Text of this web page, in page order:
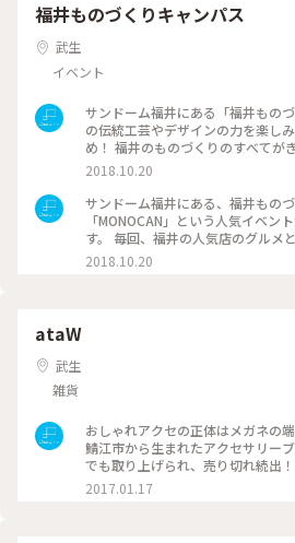
福井ものづくりキャンパス
武生
イベント
サンドーム福井にある「福井もの
の伝統工芸やデザインの力を楽し
め！ 福井のものづくりのすべてが
館内では定期的にイベントが行わ
ーやUVプリンターでものづくりを
ば、写真みたいな美しい折り鶴もできち
ン #MONOCAN #サンドーム福
越前和紙 #越前漆器 #越前焼 #
2018.10.20
サンドーム福井にある、福井もの
「MONOCAN」という人気イベン
す。 毎回、福井の人気店のグルメと伝統工芸のコラボなどが楽
しめます。 帰りはサンドームにあるものカフェパールエスポワ
ールでお茶するのもおすすめ #ものキャン #MONOCAN #サン
2018.10.20
ataW
武生
雑貨
おしゃれアクセの正体はメガネの
鯖江市から生まれたアクセサリー
でも取り上げられ、売り切れ続出
の端材や伝統産業を利用したおし
(住所はsur取り扱い店の一つです。) #福井県 #鯖江市 #越前市
2017.01.17